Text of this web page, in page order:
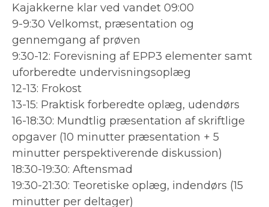
Kajakkerne klar ved vandet 09:00
9-9:30 Velkomst, præsentation og
gennemgang af prøven
9:30-12: Forevisning af EPP3 elementer samt
uforberedte undervisningsoplæg
12-13: Frokost
13-15: Praktisk forberedte oplæg, udendørs
16-18:30: Mundtlig præsentation af skriftlige
opgaver (10 minutter præsentation + 5
minutter perspektiverende diskussion)
18:30-19:30: Aftensmad
19:30-21:30: Teoretiske oplæg, indendørs (15
minutter per deltager)